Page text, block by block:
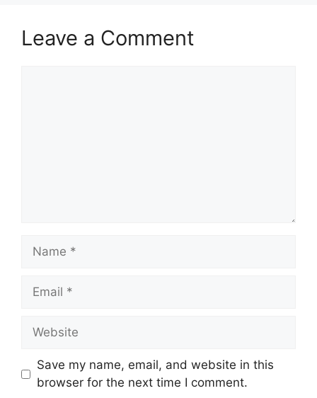
Leave a Comment
Name
Email
Website
Save my name, email, and website in this
browser for the next time I comment.